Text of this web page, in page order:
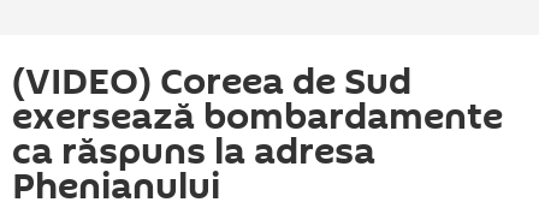
(VIDEO) Coreea de Sud
exersează bombardamente
ca răspuns la adresa
Phenianului